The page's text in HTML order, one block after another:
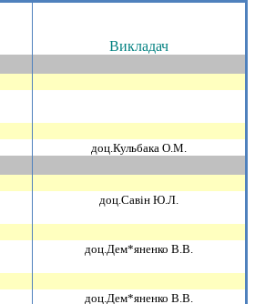
Викладач
доц.Кульбака О.М.
доц.Савiн Ю.Л.
доц.Дем*яненко В.В.
доц.Дем*яненко В.В.